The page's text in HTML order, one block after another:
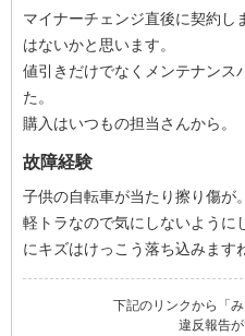
マイナーチェンジ直後に契約し
はないかと思います。
値引きだけでなくメンテナンス
た。
購入はいつもの担当さんから。
故障経験
子供の自転車が当たり擦り傷が
軽トラなので気にしないように
にキズはけっこう落ち込みます
下記のリンクから「
違反報告が